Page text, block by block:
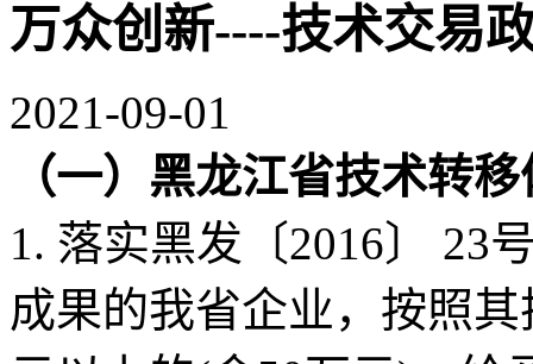
万众创新----技术交易
2021-09-01
（一） 黑龙江省技术转
1. 落实黑发〔2016〕 23
成果的我省企业，按照